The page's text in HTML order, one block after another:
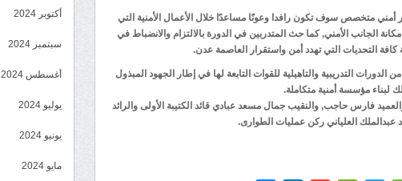
أمني متخصص سوف تكون رافدا وعونًا مساعدًا خلال الأعمال الأمنية التي
الجانب الأمني, كما حث المتدربين في الدورة بالالتزام والانضباط في
كافة التحديات التي تهدد أمن واستقرار العاصمة عدن.
التدريبية والتاهيلية للقوات التابعة لها في إطار الجهود المبذول
لبناء مؤسسة أمنية متكاملة.
فارس حاجب, والنقيب جمال مسعد عبادي قائد الكتيبة الأولى والرائد
عبدالملك العلياني ركن عمليات الطوارى.
أكتوبر 2024
سبتمبر 2024
أغسطس 2024
يوليو 2024
يونيو 2024
مايو 2024